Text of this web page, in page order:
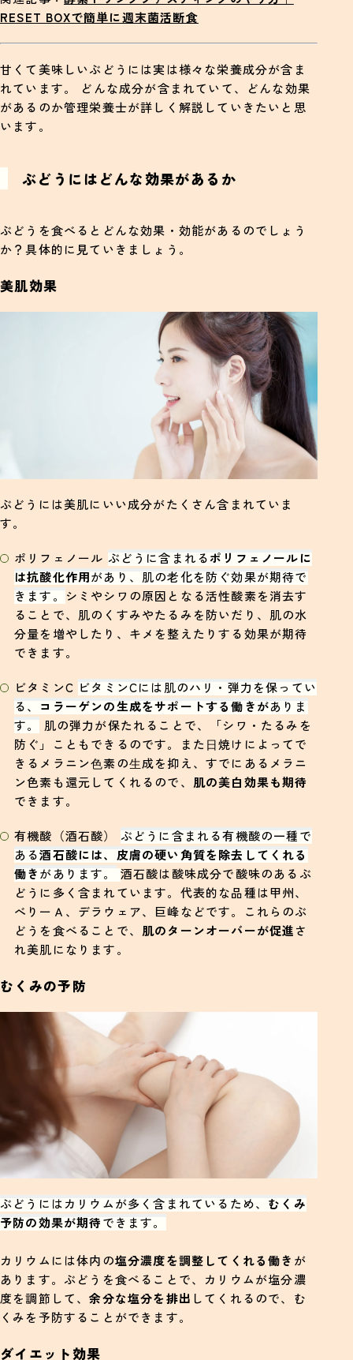
RESET BOXで簡単に週末菌活断食
甘くて美味しいぶどうには実は様々な栄養成分が含ま
れています。 どんな成分が含まれていて、どんな効果
があるのか管理栄養士が詳しく解説していきたいと思
います。
ぶどうにはどんな効果があるか
ぶどうを食べるとどんな効果・効能があるのでしょう
か？具体的に見ていきましょう。
美肌効果
ぶどうには美肌にいい成分がたくさん含まれていま
す。
ポリフェノール ぶどうに含まれるポリフェノールに
は抗酸化作用があり、肌の老化を防ぐ効果が期待で
きます。
シミやシワの原因となる活性酸素を消去す
ることで、肌のくすみやたるみを防いだり、肌の水
分量を増やしたり、キメを整えたりする効果が期待
できます。
ビタミンC ビタミンCには肌のハリ・弾力を保ってい
る、 コラーゲンの生成をサポートする働きがありま
す。
肌の弾力が保たれることで、「シワ・たるみを
防ぐ」こともできるのです。また⽇焼けによってで
きるメラニン⾊素の⽣成を抑え、すでにあるメラニ
ン色素も還元してくれるので、 肌の美白効果も期待
できます。
有機酸（酒石酸） ぶどうに含まれる有機酸の一種で
ある酒石酸には、皮膚の硬い角質を除去してくれる
働きがあります。
酒石酸は酸味成分で酸味のあるぶ
どうに多く含まれています。代表的な品種は甲州、
べりーＡ、デラウェア、巨峰などです。これらのぶ
どうを食べることで、 肌のターンオーバーが促進さ
れ美肌になります。
むくみの予防
ぶどうにはカリウムが多く含まれているため、 むくみ
予防の効果が期待できます。
カリウムには体内の塩分濃度を調整してくれる働き が
あります。ぶどうを食べることで、カリウムが塩分濃
度を調節して、余分な塩分を排出 してくれるので、む
くみを予防することができます。
ダイエット効果